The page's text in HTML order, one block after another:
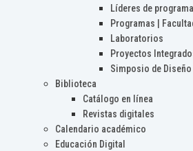
Líderes de programa
Programas |
Laboratorios
Proyectos
Simposio de
Biblioteca
Catálogo en línea
Revistas digitales
Calendario académico
Educación Digital